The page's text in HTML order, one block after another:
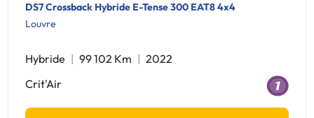
DS7 Crossback Hybride E-Tense 300 EAT8 4x4
Louvre
Hybride 99 102 Km
2022
Crit'Air